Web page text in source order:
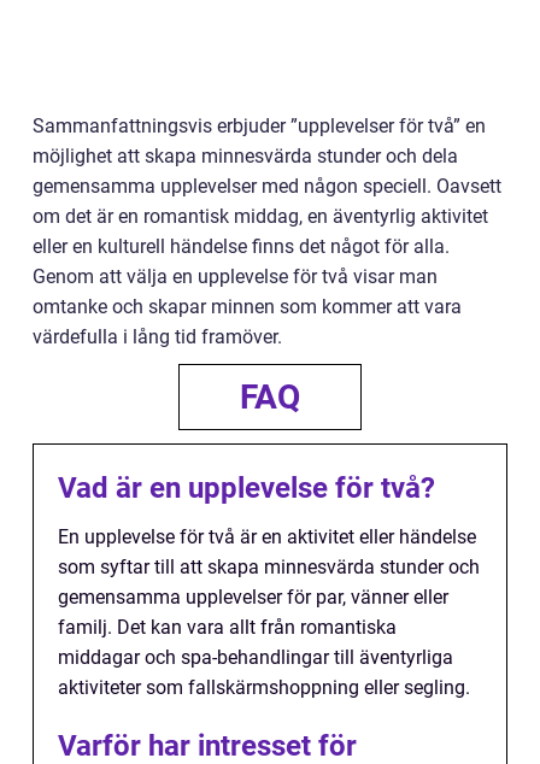
Sammanfattningsvis erbjuder ”upplevelser för två” en
möjlighet att skapa minnesvärda stunder och dela
gemensamma upplevelser med någon speciell. Oavsett
om det är en romantisk middag, en äventyrlig aktivitet
eller en kulturell händelse finns det något för alla.
Genom att välja en upplevelse för två visar man
omtanke och skapar minnen som kommer att vara
värdefulla i lång tid framöver.
FAQ
Vad är en upplevelse för två?
En upplevelse för två är en aktivitet eller händelse
som syftar till att skapa minnesvärda stunder och
gemensamma upplevelser för par, vänner eller
familj. Det kan vara allt från romantiska
middagar och spa-behandlingar till äventyrliga
aktiviteter som fallskärmshoppning eller segling.
Varför har intresset för